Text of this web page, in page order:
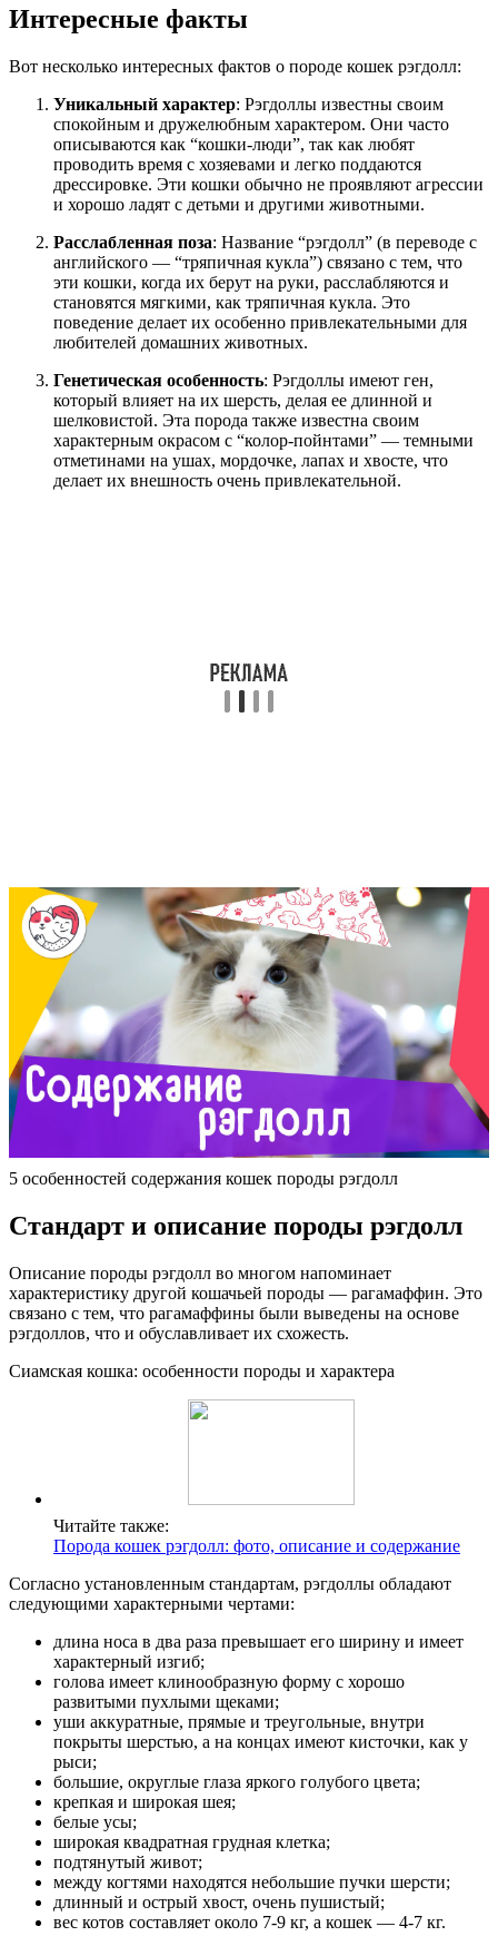
Интересные факты
Вот несколько интересных фактов о породе кошек рэгдолл:
Уникальный характер: Рэгдоллы известны своим
спокойным и дружелюбным характером. Они часто
описываются как “кошки-люди”, так как любят
проводить время с хозяевами и легко поддаются
дрессировке. Эти кошки обычно не проявляют агрессии
и хорошо ладят с детьми и другими животными.
Расслабленная поза: Название “рэгдолл” (в переводе с
английского — “тряпичная кукла”) связано с тем, что
эти кошки, когда их берут на руки, расслабляются и
становятся мягкими, как тряпичная кукла. Это
поведение делает их особенно привлекательными для
любителей домашних животных.
Генетическая особенность: Рэгдоллы имеют ген,
который влияет на их шерсть, делая ее длинной и
шелковистой. Эта порода также известна своим
характерным окрасом с “колор-пойнтами” — темными
отметинами на ушах, мордочке, лапах и хвосте, что
делает их внешность очень привлекательной.
5 особенностей содержания кошек породы рэгдолл
Стандарт и описание породы рэгдолл
Описание породы рэгдолл во многом напоминает
характеристику другой кошачьей породы — рагамаффин. Это
связано с тем, что рагамаффины были выведены на основе
рэгдоллов, что и обуславливает их схожесть.
Сиамская кошка: особенности породы и характера
Читайте также:
Порода кошек рэгдолл: фото, описание и содержание
Согласно установленным стандартам, рэгдоллы обладают
следующими характерными чертами:
длина носа в два раза превышает его ширину и имеет
характерный изгиб;
голова имеет клинообразную форму с хорошо
развитыми пухлыми щеками;
уши аккуратные, прямые и треугольные, внутри
покрыты шерстью, а на концах имеют кисточки, как у
рыси;
большие, округлые глаза яркого голубого цвета;
крепкая и широкая шея;
белые усы;
широкая квадратная грудная клетка;
подтянутый живот;
между когтями находятся небольшие пучки шерсти;
длинный и острый хвост, очень пушистый;
вес котов составляет около 7-9 кг, а кошек — 4-7 кг.